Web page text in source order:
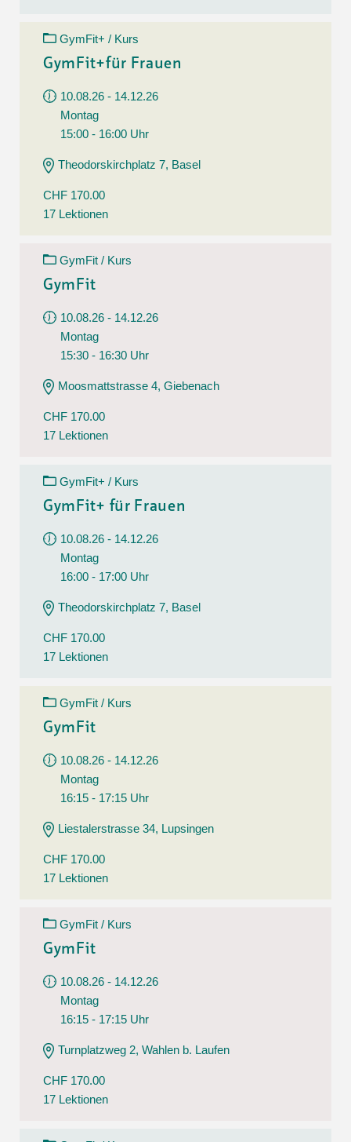
GymFit+ / Kurs
GymFit+für Frauen
10.08.26 - 14.12.26
Montag
15:00 - 16:00 Uhr
Theodorskirchplatz 7, Basel
CHF 170.00
17 Lektionen
GymFit / Kurs
GymFit
10.08.26 - 14.12.26
Montag
15:30 - 16:30 Uhr
Moosmattstrasse 4, Giebenach
CHF 170.00
17 Lektionen
GymFit+ / Kurs
GymFit+ für Frauen
10.08.26 - 14.12.26
Montag
16:00 - 17:00 Uhr
Theodorskirchplatz 7, Basel
CHF 170.00
17 Lektionen
GymFit / Kurs
GymFit
10.08.26 - 14.12.26
Montag
16:15 - 17:15 Uhr
Liestalerstrasse 34, Lupsingen
CHF 170.00
17 Lektionen
GymFit / Kurs
GymFit
10.08.26 - 14.12.26
Montag
16:15 - 17:15 Uhr
Turnplatzweg 2, Wahlen b. Laufen
CHF 170.00
17 Lektionen